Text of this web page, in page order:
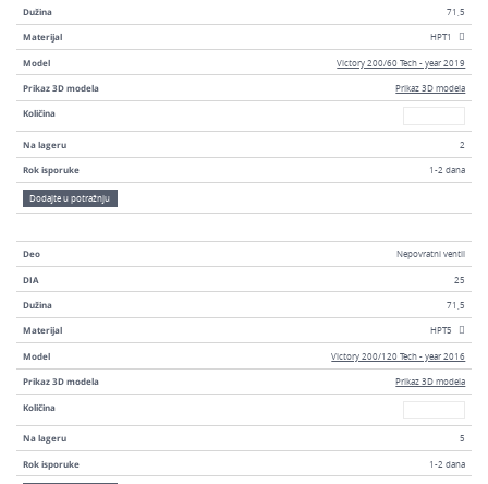
Dužina 71,5
Materijal HPT1
Model Victory 200/60 Tech - year 2019
Prikaz 3D modela Prikaz 3D modela
Količina
Na lageru 2
Rok isporuke 1-2 dana
Dodajte u potražnju
Deo Nepovratni ventil
DIA 25
Dužina 71,5
Materijal HPT5
Model Victory 200/120 Tech - year 2016
Prikaz 3D modela Prikaz 3D modela
Količina
Na lageru 5
Rok isporuke 1-2 dana